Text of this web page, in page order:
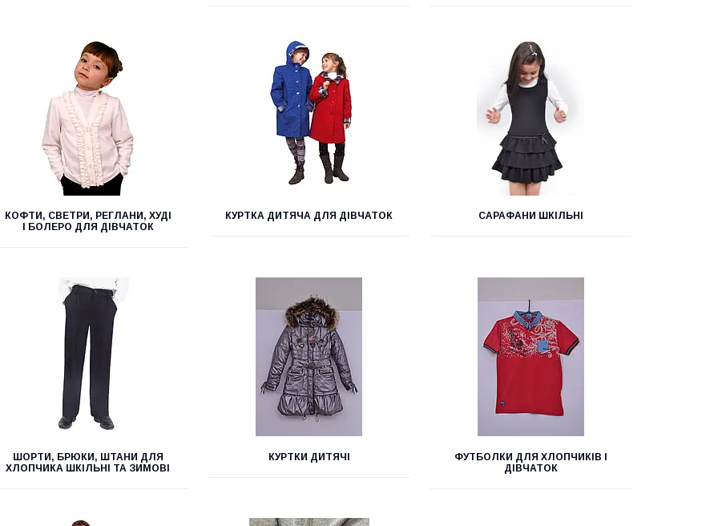
КОФТИ, СВЕТРИ, РЕГЛАНИ, ХУДІ
І БОЛЕРО ДЛЯ ДІВЧАТОК
КУРТКА ДИТЯЧА ДЛЯ ДІВЧАТОК САРАФАНИ ШКІЛЬНІ
ШОРТИ, БРЮКИ, ШТАНИ ДЛЯ
ХЛОПЧИКА ШКІЛЬНІ ТА ЗИМОВІ
КУРТКИ ДИТЯЧІ
ФУТБОЛКИ ДЛЯ ХЛОПЧИКІВ І
ДІВЧАТОК